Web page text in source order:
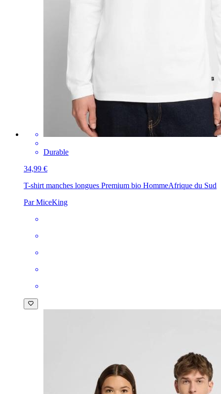
Durable
34,99 €
T-shirt manches longues Premium bio HommeAfrique du Sud
Par MiceKing